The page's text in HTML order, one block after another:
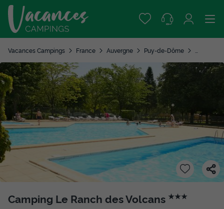
Vacances Campings France Auvergne Puy-de-Dôme
Camping Le Ranch des Volcans ★★★